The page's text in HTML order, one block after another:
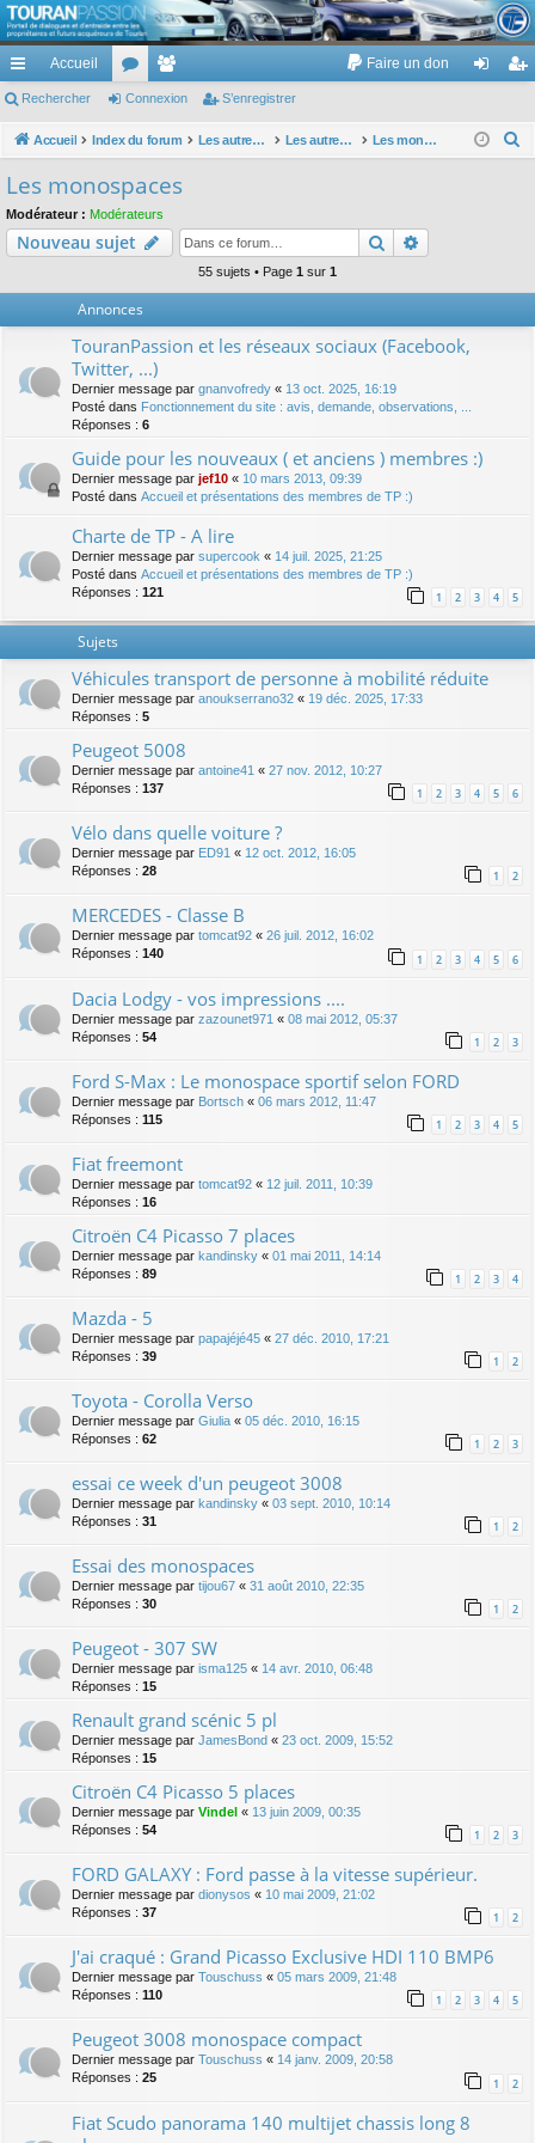
TouranPassion
Le forum des propriétaires ou futurs acquéreurs du Volkswagen Touran
cc
ès
pi
de
Accueil
or
u
e
m
Faire un don
ne nr
Rechercher Connexion S’enregistrer
Accueil Index du forum Les autres voitures et ce qui touche à la voiture Les autres modèles hors VW : concessions, modèles, achat, prix et remise ... Les monospaces
c
Les monospaces
Modérateur : Modérateurs
Nouveau sujet Rechercher
55 sujets • Page 1 sur 1
Annonces
TouranPassion et les réseaux sociaux (Facebook,
Twitter, ...)
Dernier message par gnanvofredy « 13 oct. 2025, 16:19
Posté dans Fonctionnement du site : avis, demande, observations, ...
Réponses : 6
Guide pour les nouveaux ( et anciens ) membres :)
Dernier message par jef10 « 10 mars 2013, 09:39
Posté dans Accueil et présentations des membres de TP :)
Charte de TP - A lire
Dernier message par supercook « 14 juil. 2025, 21:25
Posté dans Accueil et présentations des membres de TP :)
Réponses : 121 1 2 3 4 5
Sujets
Véhicules transport de personne à mobilité réduite
Dernier message par anoukserrano32 « 19 déc. 2025, 17:33
Réponses : 5
Peugeot 5008
Dernier message par antoine41 « 27 nov. 2012, 10:27
Réponses : 137 1 2 3 4 5 6
Vélo dans quelle voiture ?
Dernier message par ED91 « 12 oct. 2012, 16:05
Réponses : 28 1 2
MERCEDES - Classe B
Dernier message par tomcat92 « 26 juil. 2012, 16:02
Réponses : 140 1 2 3 4 5 6
Dacia Lodgy - vos impressions ....
Dernier message par zazounet971 « 08 mai 2012, 05:37
Réponses : 54 1 2 3
Ford S-Max : Le monospace sportif selon FORD
Dernier message par Bortsch « 06 mars 2012, 11:47
Réponses : 115 1 2 3 4 5
Fiat freemont
Dernier message par tomcat92 « 12 juil. 2011, 10:39
Réponses : 16
Citroën C4 Picasso 7 places
Dernier message par kandinsky « 01 mai 2011, 14:14
Réponses : 89 1 2 3 4
Mazda - 5
Dernier message par papajéjé45 « 27 déc. 2010, 17:21
Réponses : 39 1 2
Toyota - Corolla Verso
Dernier message par Giulia « 05 déc. 2010, 16:15
Réponses : 62 1 2 3
essai ce week d'un peugeot 3008
Dernier message par kandinsky « 03 sept. 2010, 10:14
Réponses : 31 1 2
Essai des monospaces
Dernier message par tijou67 « 31 août 2010, 22:35
Réponses : 30 1 2
Peugeot - 307 SW
Dernier message par isma125 « 14 avr. 2010, 06:48
Réponses : 15
Renault grand scénic 5 pl
Dernier message par JamesBond « 23 oct. 2009, 15:52
Réponses : 15
Citroën C4 Picasso 5 places
Dernier message par Vindel « 13 juin 2009, 00:35
Réponses : 54 1 2 3
FORD GALAXY : Ford passe à la vitesse supérieur.
Dernier message par dionysos « 10 mai 2009, 21:02
Réponses : 37 1 2
J'ai craqué : Grand Picasso Exclusive HDI 110 BMP6
Dernier message par Touschuss « 05 mars 2009, 21:48
Réponses : 110 1 2 3 4 5
Peugeot 3008 monospace compact
Dernier message par Touschuss « 14 janv. 2009, 20:58
Réponses : 25 1 2
Fiat Scudo panorama 140 multijet chassis long 8